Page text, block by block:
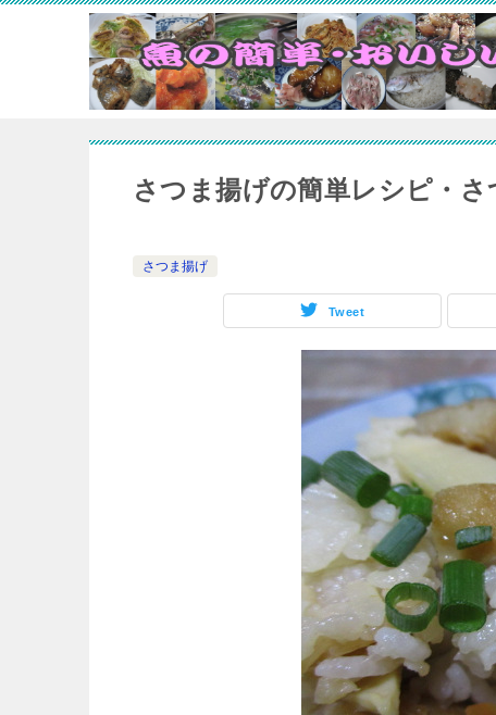
さつま揚げの簡単レシピ・
さつま揚げ
Tweet